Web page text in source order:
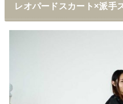
レオパードスカート×派手